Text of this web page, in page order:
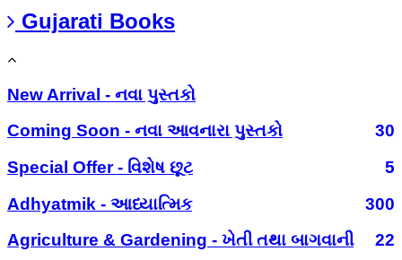
Gujarati Books
New Arrival - નવા પુસ્તકો
Coming Soon - નવા આવનારા પુસ્તકો
30
Special Offer - વિશેષ છૂટ
5
Adhyatmik - આધ્યાત્મિક
300
Agriculture & Gardening - ખેતી તથા બાગવાની
22